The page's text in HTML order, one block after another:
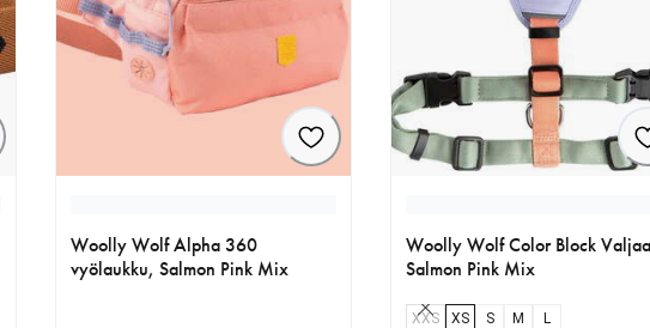
Woolly Wolf Alpha 360
vyölaukku, Salmon Pink Mix
Woolly Wolf Color Block
Salmon Pink Mix
XXS XS S M L